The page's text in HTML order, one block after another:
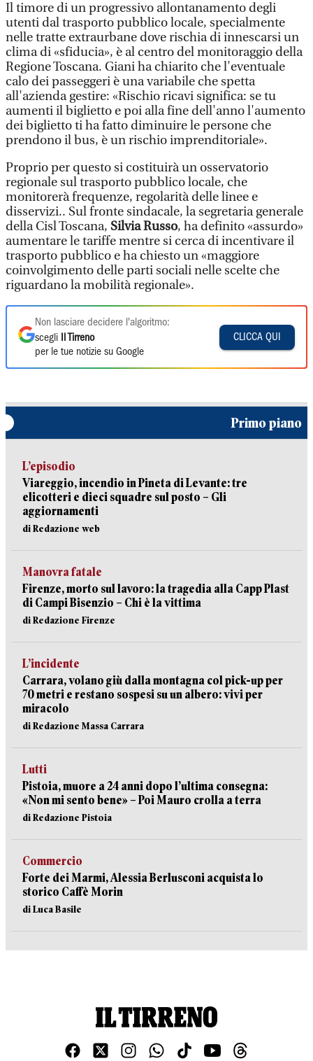
Il timore di un progressivo allontanamento degli
utenti dal trasporto pubblico locale, specialmente
nelle tratte extraurbane dove rischia di innescarsi un
clima di «sfiducia», è al centro del monitoraggio della
Regione Toscana. Giani ha chiarito che l'eventuale
calo dei passeggeri è una variabile che spetta
all'azienda gestire: «Rischio ricavi significa: se tu
aumenti il biglietto e poi alla fine dell'anno l'aumento
dei biglietto ti ha fatto diminuire le persone che
prendono il bus, è un rischio imprenditoriale».
Proprio per questo si costituirà un osservatorio
regionale sul trasporto pubblico locale, che
monitorerà frequenze, regolarità delle linee e
disservizi.. Sul fronte sindacale, la segretaria generale
della Cisl Toscana, Silvia Russo, ha definito «assurdo»
aumentare le tariffe mentre si cerca di incentivare il
trasporto pubblico e ha chiesto un «maggiore
coinvolgimento delle parti sociali nelle scelte che
riguardano la mobilità regionale».
Non lasciare decidere l'algoritmo:
scegli
Il Tirreno
per le tue notizie su Google
CLICCA QUI
Primo piano
L’episodio
Viareggio, incendio in Pineta di Levante: tre
elicotteri e dieci squadre sul posto – Gli
aggiornamenti
di Redazione web
Manovra fatale
Firenze, morto sul lavoro: la tragedia alla Capp Plast
di Campi Bisenzio – Chi è la vittima
di Redazione Firenze
L’incidente
Carrara, volano giù dalla montagna col pick-up per
70 metri e restano sospesi su un albero: vivi per
miracolo
di Redazione Massa Carrara
Lutti
Pistoia, muore a 24 anni dopo l’ultima consegna:
«Non mi sento bene» – Poi Mauro crolla a terra
di Redazione Pistoia
Commercio
Forte dei Marmi, Alessia Berlusconi acquista lo
storico Caffè Morin
di Luca Basile